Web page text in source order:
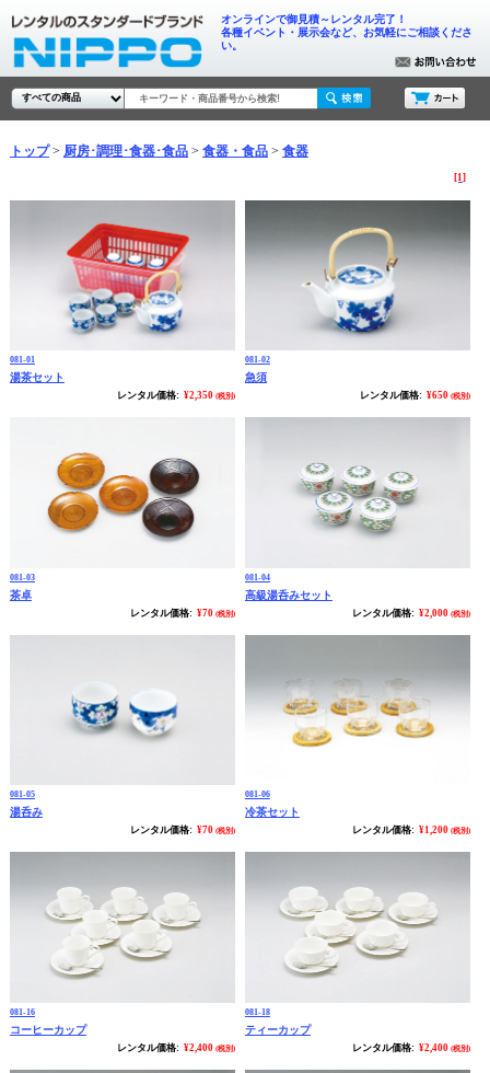
オンラインで御見積～レンタル完了！
各種イベント・展示会など、お気軽にご相談くださ
い。
トップ 厨房･調理･食器･食品 食器・食品 食器
[1]
081-01
湯茶セット
レンタル価格:¥2,350 (税別)
081-02
急須
レンタル価格:¥650 (税別)
081-03
茶卓
レンタル価格:¥70 (税別)
081-04
高級湯呑みセット
レンタル価格:¥2,000 (税別)
081-05
湯呑み
レンタル価格:¥70 (税別)
081-06
冷茶セット
レンタル価格:¥1,200 (税別)
081-16
コーヒーカップ
レンタル価格:¥2,400 (税別)
081-18
ティーカップ
レンタル価格:¥2,400 (税別)